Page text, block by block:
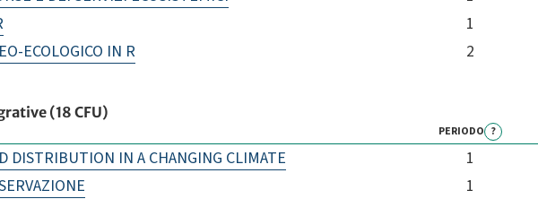
1
ECOLOGICO IN R 2
(18 CFU)
PERIODO ?
DISTRIBUTION IN A CHANGING CLIMATE 1
1